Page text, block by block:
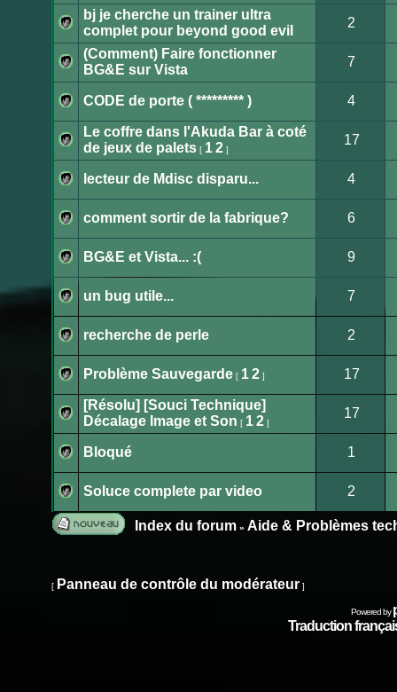
sujet
verrouillé.
Vous
ne
pouvez
pas
publier
ou
modifier
de
Aucun
message
non
lu
bj je cherche un trainer ultra
complet pour beyond good evil
2
Aucun
message
non
lu
(Comment) Faire fonctionner
BG&E sur Vista
7
message
lu
CODE de porte ( ********* ) 4
Aucun
message
non
lu
Le coffre dans l'Akuda Bar à coté
de jeux de palets[ 1 2]
17
message
lu
lecteur de Mdisc disparu... 4
message
non
lu
comment sortir de la fabrique? 6
message
lu
BG&E et Vista... :( 9
message
lu
un bug utile... 7
message
non
lu
recherche de perle 2
message
lu
Problème Sauvegarde[ 1 2] 17
Aucun
message
non
lu
[Résolu] [Souci Technique]
Décalage Image et Son [ 1 2]
17
message
non
lu
Bloqué 1
message
non
lu
Soluce complete par video 2
nouveau
sujet
Index du forum» Aide & Problèmes
[ Panneau de contrôle du modérateur]
Powered by
Traduction